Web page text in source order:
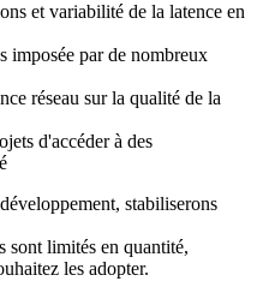
et variabilité de la latence en
imposée par de nombreux
réseau sur la qualité de la
d'accéder à des
stabiliserons
sont limités en quantité,
les adopter.